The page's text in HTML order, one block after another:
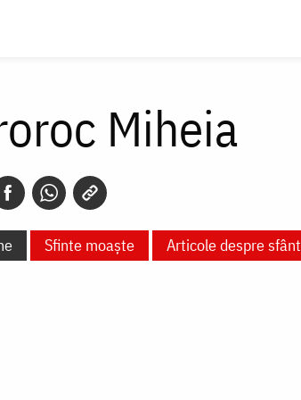
Miheia
Sfinte moaște Articole despre sfânt